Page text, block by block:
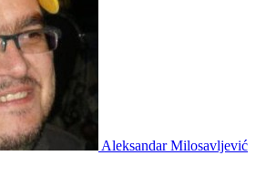
Aleksandar Milosavljević